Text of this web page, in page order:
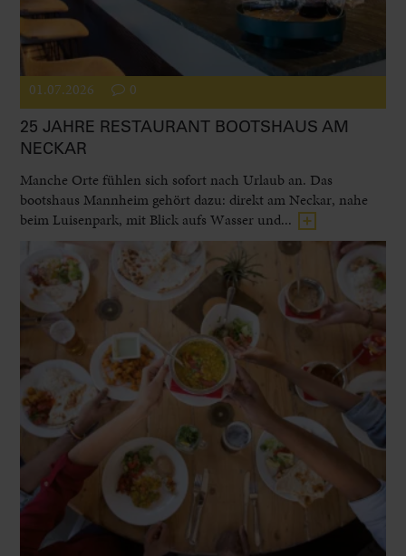
01.07.2026 0
25 JAHRE RESTAURANT BOOTSHAUS AM
NECKAR
Manche Orte fühlen sich sofort nach Urlaub an. Das
bootshaus Mannheim gehört dazu: direkt am Neckar, nahe
beim Luisenpark, mit Blick aufs Wasser und...